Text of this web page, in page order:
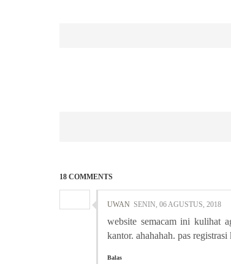
18 COMMENTS
UWAN SENIN, 06 AGUSTUS, 2018
website semacam ini kulihat
kantor. ahahahah. pas
Balas